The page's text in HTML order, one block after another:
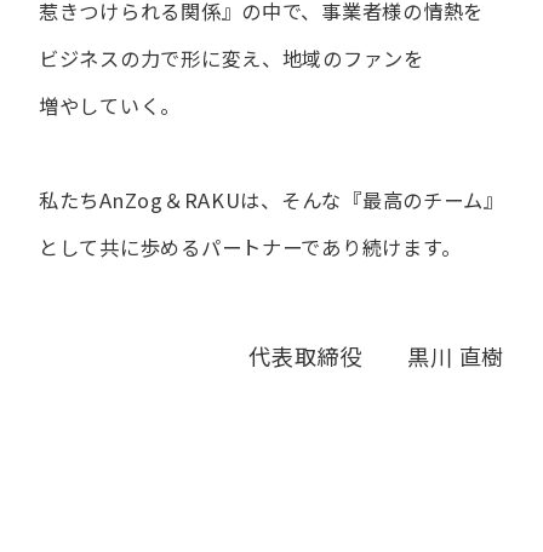
惹きつけられる​関係』の​中で、​事業者様の​情熱を​
ビジネスの​力で​形に​変え、 地域の​ファンを​
増やしていく。
私たちAnZog＆RAKUは、​そんな​『最高の​チーム』
と​して共に​歩める​パートナーであり続けます。
代表取締役 黒川 直樹